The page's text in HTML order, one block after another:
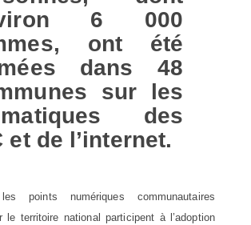
6 000
ont été
dans 48
sur les
des
et de l’internet.
points numériques communautaires
le territoire national participent à l’adoption